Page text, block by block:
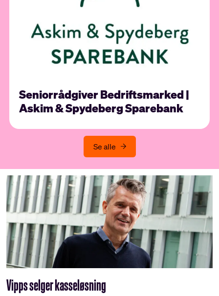
Seniorrådgiver Bedriftsmarked |
Askim & Spydeberg Sparebank
Se alle
Vipps selger kasseløsning